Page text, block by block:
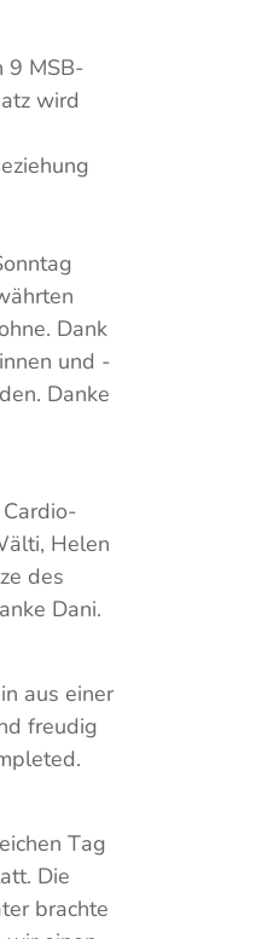
9 MSB-
wird
Dank
und -
Danke
Helen
des
Dani.
aus einer
freudig
Tag
Die
brachte